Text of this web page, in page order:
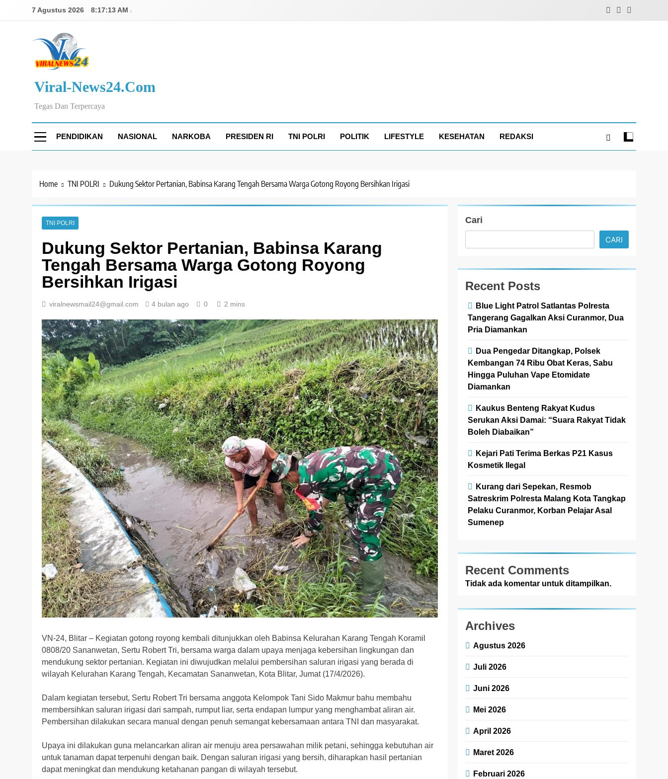
7 Agustus 2026 8:17:14 AM
Viral-News24.com
Tegas Dan Terpercaya
PENDIDIKAN NASIONAL NARKOBA PRESIDEN RI TNI POLRI POLITIK LIFESTYLE KESEHATAN REDAKSI
Home TNI POLRI Dukung Sektor Pertanian, Babinsa Karang Tengah Bersama Warga Gotong Royong Bersihkan Irigasi
TNI POLRI
Dukung Sektor Pertanian, Babinsa Karang
Tengah Bersama Warga Gotong Royong
Bersihkan Irigasi
viralnewsmail24@gmail.com 4 bulan ago 0 2 mins
VN-24, Blitar – Kegiatan gotong royong kembali ditunjukkan oleh Babinsa Kelurahan Karang Tengah Koramil
0808/20 Sananwetan, Sertu Robert Tri, bersama warga dalam upaya menjaga kebersihan lingkungan dan
mendukung sektor pertanian. Kegiatan ini diwujudkan melalui pembersihan saluran irigasi yang berada di
wilayah Kelurahan Karang Tengah, Kecamatan Sananwetan, Kota Blitar, Jumat (17/4/2026).
Dalam kegiatan tersebut, Sertu Robert Tri bersama anggota Kelompok Tani Sido Makmur bahu membahu
membersihkan saluran irigasi dari sampah, rumput liar, serta endapan lumpur yang menghambat aliran air.
Pembersihan dilakukan secara manual dengan penuh semangat kebersamaan antara TNI dan masyarakat.
Upaya ini dilakukan guna melancarkan aliran air menuju area persawahan milik petani, sehingga kebutuhan air
untuk tanaman dapat terpenuhi dengan baik. Dengan saluran irigasi yang bersih, diharapkan hasil pertanian
dapat meningkat dan mendukung ketahanan pangan di wilayah tersebut.
Cari
CARI
Recent Posts
Blue Light Patrol Satlantas Polresta
Tangerang Gagalkan Aksi Curanmor, Dua
Pria Diamankan
Dua Pengedar Ditangkap, Polsek
Kembangan 74 Ribu Obat Keras, Sabu
Hingga Puluhan Vape Etomidate
Diamankan
Kaukus Benteng Rakyat Kudus
Serukan Aksi Damai: “Suara Rakyat Tidak
Boleh Diabaikan”
Kejari Pati Terima Berkas P21 Kasus
Kosmetik Ilegal
Kurang dari Sepekan, Resmob
Satreskrim Polresta Malang Kota Tangkap
Pelaku Curanmor, Korban Pelajar Asal
Sumenep
Recent Comments
Tidak ada komentar untuk ditampilkan.
Archives
Agustus 2026
Juli 2026
Juni 2026
Mei 2026
April 2026
Maret 2026
Februari 2026